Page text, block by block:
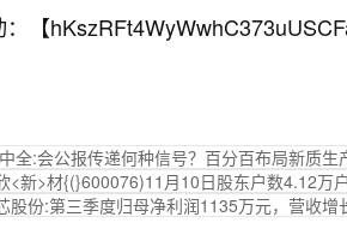
：【
全:会公报传递何种信号？百分百布局新质
<新>材{(}600076)11月10日股东户数4.12万
股份:第三季度归母净利润1135万元，营收增